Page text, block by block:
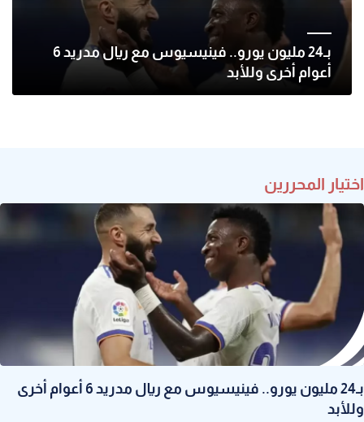
بـ24 مليون يورو.. فينيسيوس مع ريال مدريد 6
أعوام أخرى وللأبد
اختيار المحررين
بـ24 مليون يورو.. فينيسيوس مع ريال مدريد 6 أعوام أخرى
وللأبد